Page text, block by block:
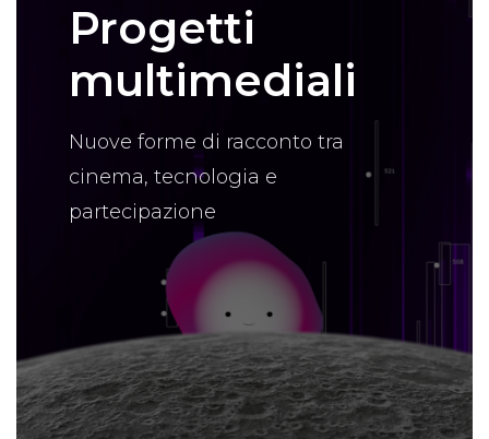
Progetti
multimediali
Nuove forme di racconto tra
cinema, tecnologia e
partecipazione